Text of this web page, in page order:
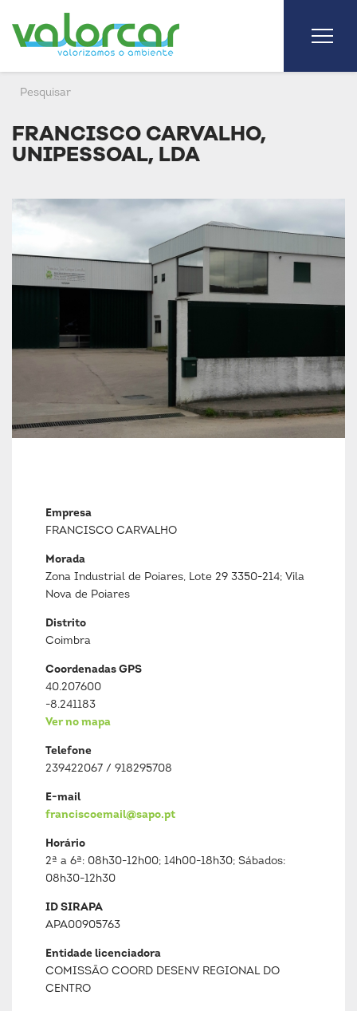
FRANCISCO CARVALHO,
UNIPESSOAL, LDA
Empresa
FRANCISCO CARVALHO
Morada
Zona Industrial de Poiares, Lote 29 3350-214; Vila
Nova de Poiares
Distrito
Coimbra
Coordenadas GPS
40.207600
-8.241183
Ver no mapa
Telefone
239422067 / 918295708
E-mail
franciscoemail@sapo.pt
Horário
2ª a 6ª: 08h30-12h00; 14h00-18h30; Sábados:
08h30-12h30
ID SIRAPA
APA00905763
Entidade licenciadora
COMISSÃO COORD DESENV REGIONAL DO
CENTRO